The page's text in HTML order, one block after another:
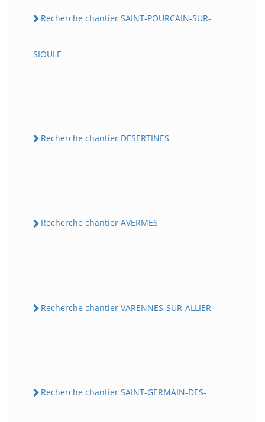
Recherche chantier SAINT-POURCAIN-SUR-
SIOULE
Recherche chantier DESERTINES
Recherche chantier AVERMES
Recherche chantier VARENNES-SUR-ALLIER
Recherche chantier SAINT-GERMAIN-DES-